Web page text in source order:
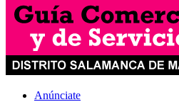
Anúnciate